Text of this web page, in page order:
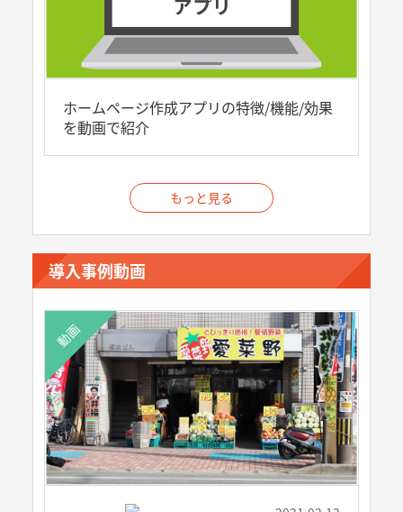
ホームページ作成アプリの特徴/機能/効果
を動画で紹介
もっと見る
導入事例動画
動画